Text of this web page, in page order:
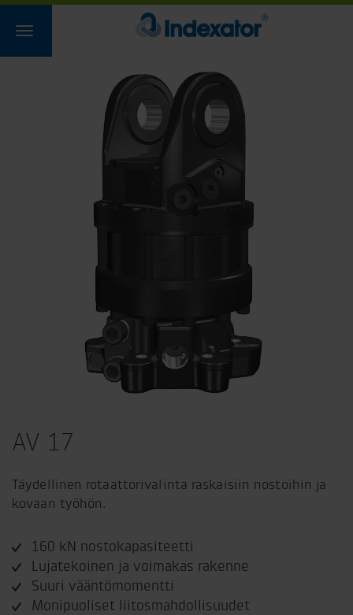
AV 17
Täydellinen rotaattorivalinta raskaisiin nostoihin ja
kovaan työhön.
160 kN nostokapasiteetti
Lujatekoinen ja voimakas rakenne
Suuri vääntömomentti
Monipuoliset liitosmahdollisuudet